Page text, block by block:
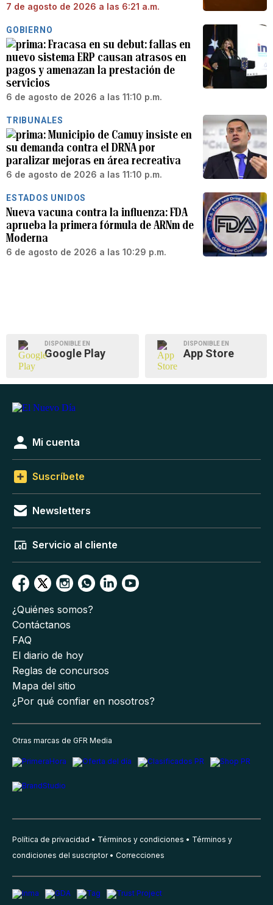
7 de agosto de 2026 a las 6:21 a.m.
GOBIERNO
Fracasa en su debut: fallas en
nuevo sistema ERP causan atrasos en
pagos y amenazan la prestación de
servicios
6 de agosto de 2026 a las 11:10 p.m.
TRIBUNALES
Municipio de Camuy insiste en
su demanda contra el DRNA por
paralizar mejoras en área recreativa
6 de agosto de 2026 a las 11:10 p.m.
ESTADOS UNIDOS
Nueva vacuna contra la influenza: FDA
aprueba la primera fórmula de ARNm de
Moderna
6 de agosto de 2026 a las 10:29 p.m.
DISPONIBLE EN
Google Play
DISPONIBLE EN
App Store
Mi cuenta
Suscríbete
Newsletters
Servicio al cliente
¿Quiénes somos?
Contáctanos
FAQ
El diario de hoy
Reglas de concursos
Mapa del sitio
¿Por qué confiar en nosotros?
Otras marcas de GFR Media
Política de privacidad Términos y condiciones
Términos y
condiciones del suscriptor
Correcciones